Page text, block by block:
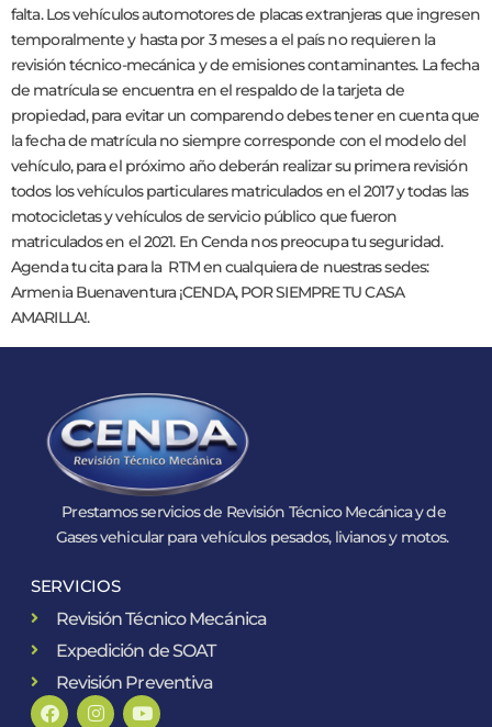
falta. Los vehículos automotores de placas extranjeras que ingresen
temporalmente y hasta por 3 meses a el país no requieren la
revisión técnico-mecánica y de emisiones contaminantes. La fecha
de matrícula se encuentra en el respaldo de la tarjeta de
propiedad, para evitar un comparendo debes tener en cuenta que
la fecha de matrícula no siempre corresponde con el modelo del
vehículo, para el próximo año deberán realizar su primera revisión
todos los vehículos particulares matriculados en el 2017 y todas las
motocicletas y vehículos de servicio público que fueron
matriculados en el 2021. En Cenda nos preocupa tu seguridad.
Agenda tu cita para la RTM en cualquiera de nuestras sedes:
Armenia Buenaventura ¡CENDA, POR SIEMPRE TU CASA
AMARILLA!.
Prestamos servicios de Revisión Técnico Mecánica y de
Gases vehicular para vehículos pesados, livianos y motos.
SERVICIOS
Revisión Técnico Mecánica
Expedición de SOAT
Revisión Preventiva